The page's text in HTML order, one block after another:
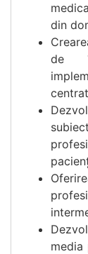
din
de
media